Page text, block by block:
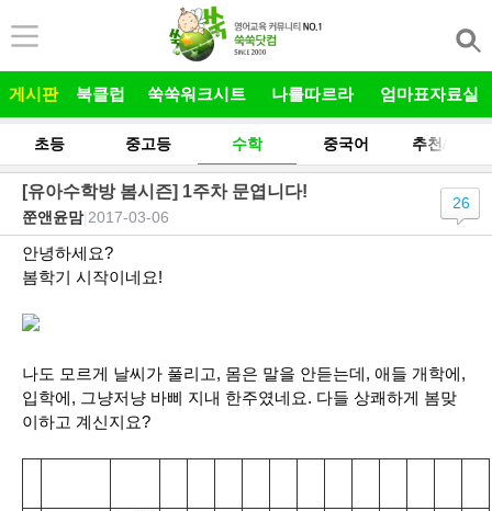
게시판 북클럽 쑥쑥워크시트 나를따르라 엄마표자료실
초등 중고등 수학 중국어 추천/후기
[유아수학방 봄시즌] 1주차 문엽니다!
쭌앤윤맘| 2017-03-06
26
안녕하세요?
봄학기 시작이네요!
나도 모르게 날씨가 풀리고, 몸은 말을 안듣는데, 애들 개학에,
입학에, 그냥저냥 바삐 지내 한주였네요. 다들 상쾌하게 봄맞
이하고 계신지요?